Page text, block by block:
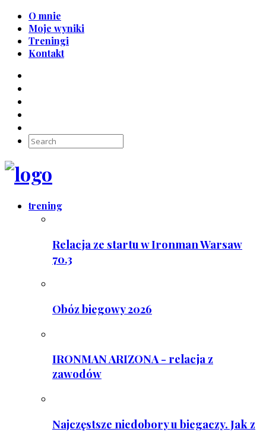
O mnie
Moje wyniki
Treningi
Kontakt
trening
Relacja ze startu w Ironman Warsaw
70.3
Obóz biegowy 2026
IRONMAN ARIZONA - relacja z
zawodów
Najczęstsze niedobory u biegaczy. Jak z